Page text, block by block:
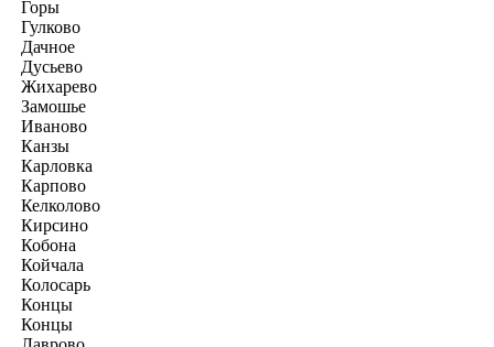
Горы
Гулково
Дачное
Дусьево
Жихарево
Замошье
Иваново
Канзы
Карловка
Карпово
Келколово
Кирсино
Кобона
Койчала
Колосарь
Концы
Концы